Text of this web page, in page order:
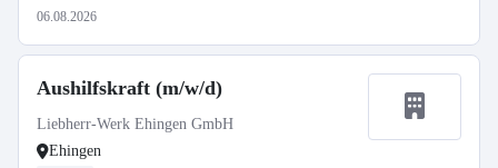
06.08.2026
Aushilfskraft (m/w/d)
Liebherr-Werk Ehingen GmbH
Ehingen